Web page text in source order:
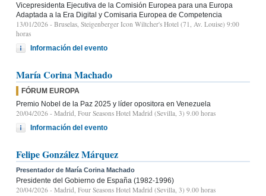
Vicepresidenta Ejecutiva de la Comisión Europea para una Europa
Adaptada a la Era Digital y Comisaria Europea de Competencia
13/01/2026 - Bruselas, Steigenberger Icon Wiltcher's Hotel (71, Av. Louise) 9:00
horas
Información del evento
María Corina Machado
FÓRUM EUROPA
Premio Nobel de la Paz 2025 y líder opositora en Venezuela
20/04/2026 - Madrid, Four Seasons Hotel Madrid (Sevilla, 3) 9.00 horas
Información del evento
Felipe González Márquez
Presentador de María Corina Machado
Presidente del Gobierno de España (1982-1996)
20/04/2026 - Madrid, Four Seasons Hotel Madrid (Sevilla, 3) 9.00 horas